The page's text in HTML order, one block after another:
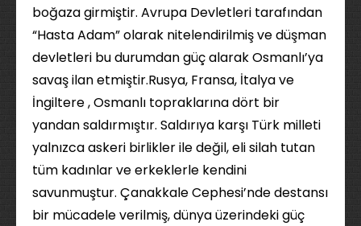
boğaza girmiştir. Avrupa Devletleri tarafından
“Hasta Adam” olarak nitelendirilmiş ve düşman
devletleri bu durumdan güç alarak Osmanlı’ya
savaş ilan etmiştir.Rusya, Fransa, İtalya ve
İngiltere , Osmanlı topraklarına dört bir
yandan saldırmıştır. Saldırıya karşı Türk milleti
yalnızca askeri birlikler ile değil, eli silah tutan
tüm kadınlar ve erkeklerle kendini
savunmuştur. Çanakkale Cephesi’nde destansı
bir mücadele verilmiş, dünya üzerindeki güç